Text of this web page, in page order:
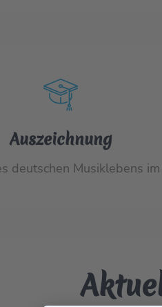
Auszeichnung
deutschen Musiklebens